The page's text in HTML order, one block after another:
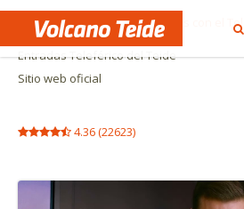
Inicio Actividades y Excursiones con el
Entradas Teleférico del Teide
Sitio web oficial
4.36(22623)